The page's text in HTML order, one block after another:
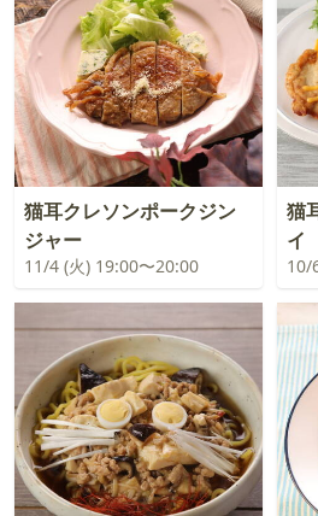
猫耳クレソンポークジン
ジャー
11/4 (火) 19:00〜20:00
猫
イ
10/